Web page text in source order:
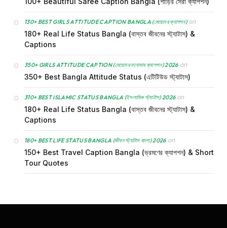
130+ BEST GIRLS ATTITUDE CAPTION BANGLA (মেয়েদের ক্যাপশন)on
180+ Real Life Status Bangla (বাস্তব জীবনের স্ট্যাটাস) &
Captions
350+ GIRLS ATTITUDE CAPTION (মেয়েদের মনোভাব ক্যাপশন) 2026on
350+ Best Bangla Attitude Status (এটিটিউড স্ট্যাটাস)
310+ BEST ISLAMIC STATUS BANGLA (ইসলামিক স্ট্যাটাস) 2026on
180+ Real Life Status Bangla (বাস্তব জীবনের স্ট্যাটাস) &
Captions
180+ BEST LIFE STATUS BANGLA (জীবন স্ট্যাটাস বাংলা) 2026on
150+ Best Travel Caption Bangla (ভ্রমণের ক্যাপশন) & Short
Tour Quotes